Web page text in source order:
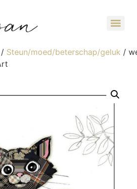
/ Steun/moed/beterschap/geluk /